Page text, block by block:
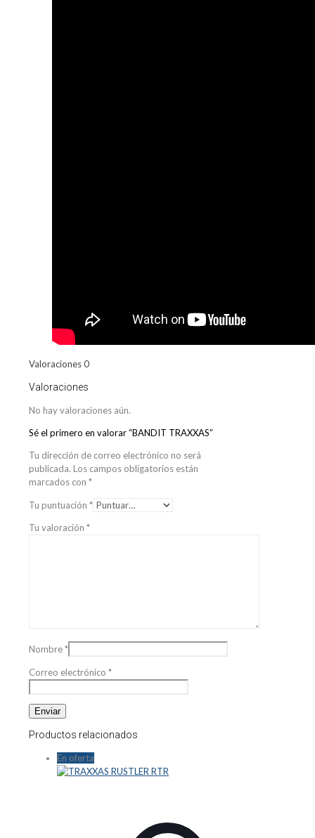
Valoraciones0
Valoraciones
No hay valoraciones aún.
Sé el primero en valorar “BANDIT TRAXXAS”
Tu dirección de correo electrónico no será
publicada. Los campos obligatorios están
marcados con *
Tu puntuación *
Tu valoración *
Nombre*
Correo electrónico *
Productos relacionados
En oferta